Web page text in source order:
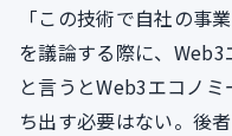
「この技術で自社の事
を議論する際に、
と言うとWeb3エコノ
ち出す必要はない。後